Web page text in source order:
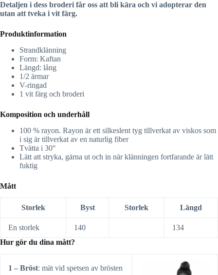
Detaljen i dess broderi får oss att bli kära och vi adopterar den
utan att tveka i vit färg.
Produktinformation
Strandklänning
Form: Kaftan
Längd: lång
1/2 ärmar
V-ringad
1 vit färg och broderi
Komposition och underhåll
100 % rayon. Rayon är ett silkeslent tyg tillverkat av viskos som
i sig är tillverkat av en naturlig fiber
Tvätta i 30°
Lätt att stryka, gärna ut och in när klänningen fortfarande är lätt
fuktig
Mått
Storlek Byst Storlek Längd
En storlek 140
134
Hur gör du dina mått?
1 – Bröst: mät vid spetsen av brösten